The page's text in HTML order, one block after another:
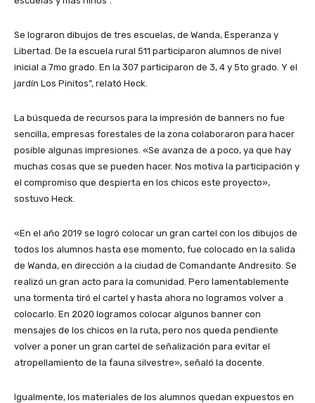
Se lograron dibujos de tres escuelas, de Wanda, Esperanza y
Libertad. De la escuela rural 511 participaron alumnos de nivel
inicial a 7mo grado. En la 307 participaron de 3, 4 y 5to grado. Y el
jardín Los Pinitos”, relató Heck.
La búsqueda de recursos para la impresión de banners no fue
sencilla, empresas forestales de la zona colaboraron para hacer
posible algunas impresiones. «Se avanza de a poco, ya que hay
muchas cosas que se pueden hacer. Nos motiva la participación y
el compromiso que despierta en los chicos este proyecto»,
sostuvo Heck.
«En el año 2019 se logró colocar un gran cartel con los dibujos de
todos los alumnos hasta ese momento, fue colocado en la salida
de Wanda, en dirección a la ciudad de Comandante Andresito. Se
realizó un gran acto para la comunidad. Pero lamentablemente
una tormenta tiró el cartel y hasta ahora no logramos volver a
colocarlo. En 2020 logramos colocar algunos banner con
mensajes de los chicos en la ruta, pero nos queda pendiente
volver a poner un gran cartel de señalización para evitar el
atropellamiento de la fauna silvestre», señaló la docente.
Igualmente, los materiales de los alumnos quedan expuestos en